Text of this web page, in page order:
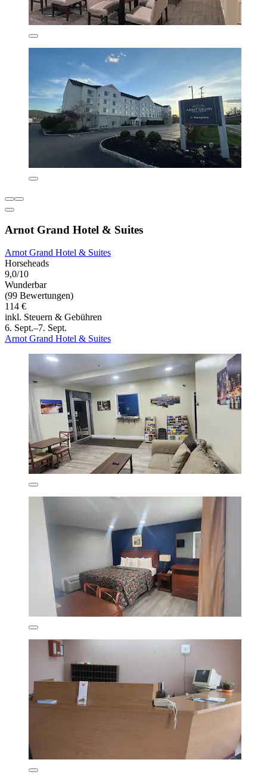
Arnot Grand Hotel & Suites
Arnot Grand Hotel & Suites
Horseheads
9,0/10
Wunderbar
(99 Bewertungen)
114 €
inkl. Steuern & Gebühren
6. Sept.–7. Sept.
Arnot Grand Hotel & Suites